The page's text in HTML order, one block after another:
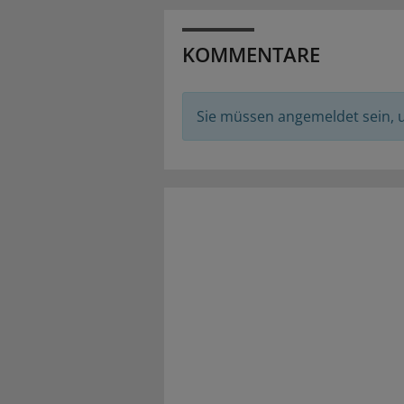
KOMMENTARE
Sie müssen angemeldet